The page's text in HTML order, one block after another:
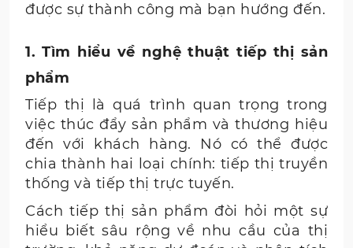
được sự thành công mà bạn hướng đến.
1. Tìm hiểu về nghệ thuật tiếp thị sản
phẩm
Tiếp thị là quá trình quan trọng trong
việc thúc đẩy sản phẩm và thương hiệu
đến với khách hàng. Nó có thể được
chia thành hai loại chính: tiếp thị truyền
thống và tiếp thị trực tuyến.
Cách tiếp thị sản phẩm đòi hỏi một sự
hiểu biết sâu rộng về nhu cầu của thị